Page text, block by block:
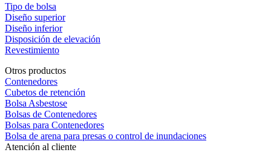
Tipo de bolsa
Diseño superior
Diseño inferior
Disposición de elevación
Revestimiento
Otros productos
Contenedores
Cubetos de retención
Bolsa Asbestose
Bolsas de Contenedores
Bolsas para Contenedores
Bolsa de arena para presas o control de inundaciones
Atención al cliente